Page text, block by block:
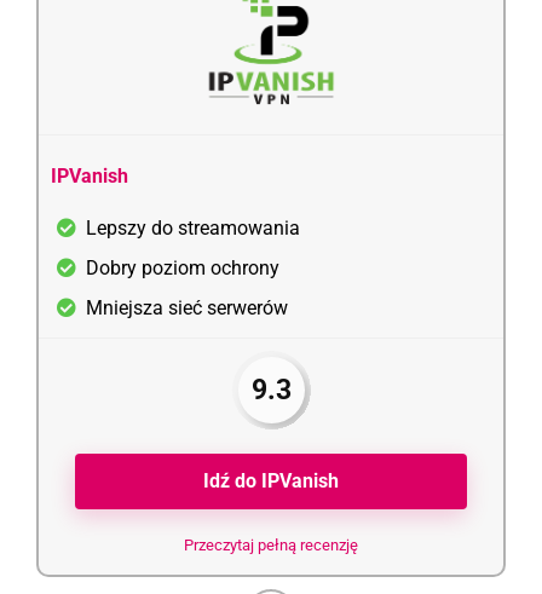
IPVanish
Lepszy do streamowania
Dobry poziom ochrony
Mniejsza sieć serwerów
9.3
Idź do IPVanish
Przeczytaj pełną recenzję